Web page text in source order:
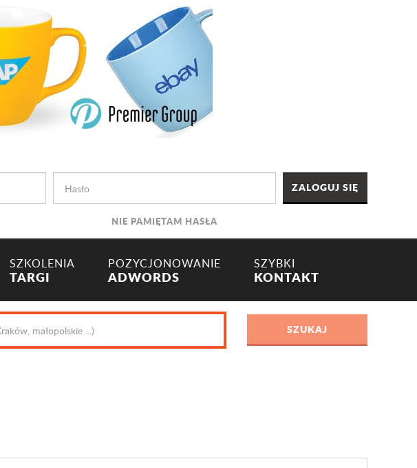
NIE PAMIĘTAM HASŁA
SZKOLENIA
TARGI
POZYCJONOWANIE
ADWORDS
SZYBKI
KONTAKT